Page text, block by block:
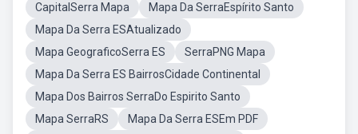
CapitalSerra Mapa
Mapa Da SerraEspírito Santo
Mapa Da Serra ESAtualizado
Mapa GeograficoSerra ES
SerraPNG Mapa
Mapa Da Serra ES BairrosCidade Continental
Mapa Dos Bairros SerraDo Espirito Santo
Mapa SerraRS
Mapa Da Serra ESEm PDF